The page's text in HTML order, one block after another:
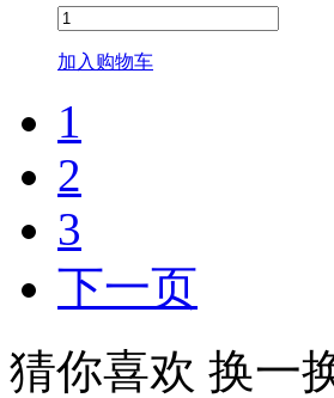
加入购物车
1
2
3
下一页
猜你喜欢 换一